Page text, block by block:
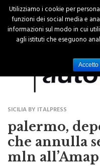
SICILIA BY ITALPRESS
palermo,
che annulla
mln all’Amap
Utilizziamo i cookie per
funzioni dei social media e
informazioni sul modo in cui
agli istituti che eseguono
Accetto